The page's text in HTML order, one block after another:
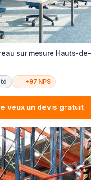
sur mesure Hauts-de-
+97 NPS
veux un devis gratuit